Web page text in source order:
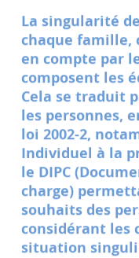
La singularité
chaque famille,
en compte par
composent les
Cela se traduit
les personnes,
loi 2002-2,
Individuel à la
le DIPC
charge)
souhaits des
considérant les
situation